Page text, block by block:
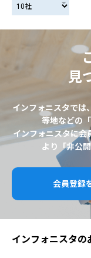
20社
見
インフォニスタでは
等地などの
インフォニスタに会
より「非公
会員登録
インフォニスタの